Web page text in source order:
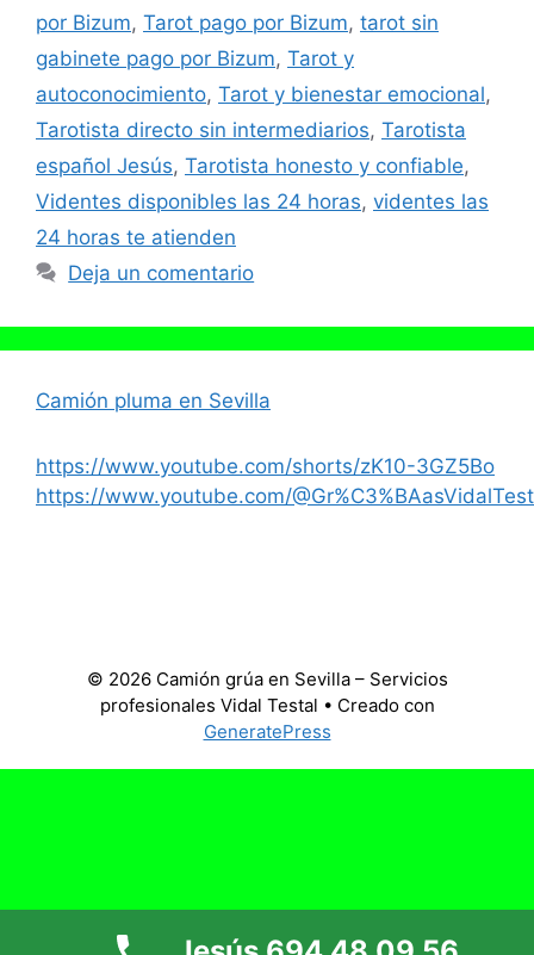
por Bizum, Tarot pago por Bizum, tarot sin
gabinete pago por Bizum, Tarot y
autoconocimiento, Tarot y bienestar emocional,
Tarotista directo sin intermediarios, Tarotista
español Jesús, Tarotista honesto y confiable,
Videntes disponibles las 24 horas, videntes las
24 horas te atienden
Deja un comentario
Camión pluma en Sevilla
https://www.youtube.com/shorts/zK10-3GZ5Bo
https://www.youtube.com/
© 2026 Camión grúa en Sevilla – Servicios
profesionales Vidal Testal • Creado con
GeneratePress